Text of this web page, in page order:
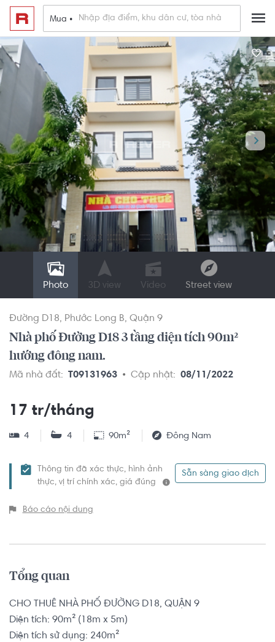
Mua •
Photo 3D view Video Street view
Đường D18 Phước Long B Quận 9
Nhà phố Đường D18 3 tầng diện tích 90m²
hướng đông nam.
Mã nhà đất: T09131963 Cập nhật: 08/11/2022
17 tr/tháng
4 4 90m² Đông Nam
Thông tin đã xác thực, hình ảnh
thực, vị trí chính xác, giá đúng
Sẵn sàng giao dịch
Báo cáo nội dung
Tổng quan
CHO THUÊ NHÀ PHỐ ĐƯỜNG D18, QUẬN 9
Diện tích: 90m² (18m x 5m)
Diện tích sử dụng: 240m²